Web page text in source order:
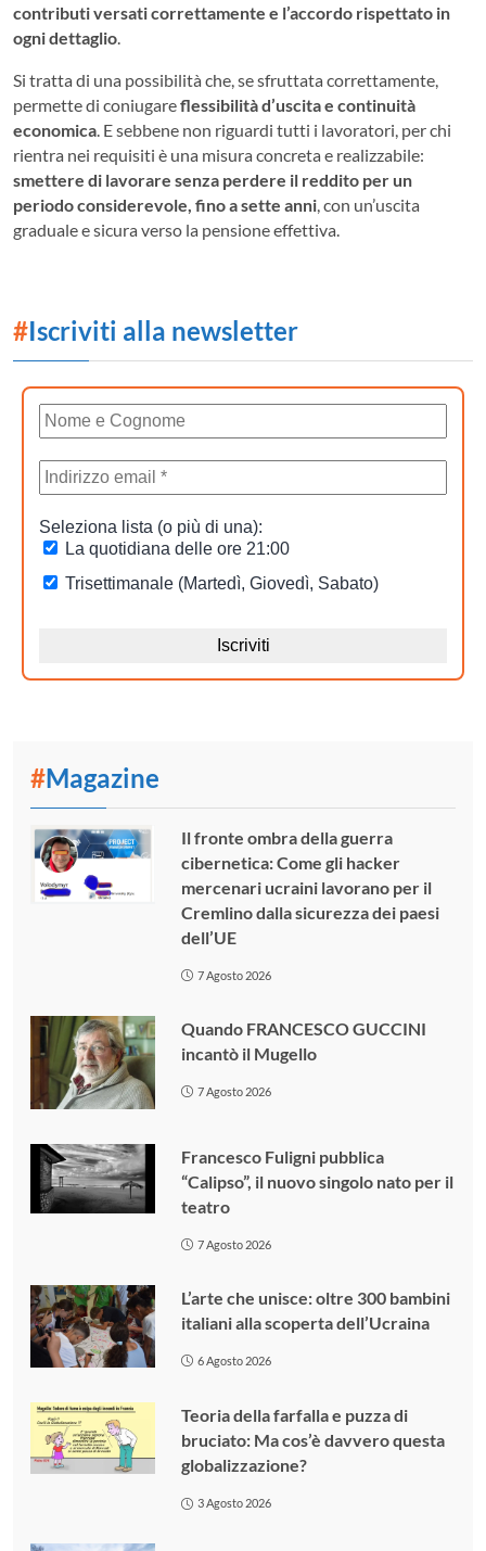
contributi versati correttamente e l’accordo rispettato in
ogni dettaglio.
Si tratta di una possibilità che, se sfruttata correttamente,
permette di coniugareflessibilità d’uscita e continuità
economica. E sebbene non riguardi tutti i lavoratori, per chi
rientra nei requisiti è una misura concreta e realizzabile:
smettere di lavorare senza perdere il reddito per un
periodo considerevole, fino a sette anni, con un’uscita
graduale e sicura verso la pensione effettiva.
#Iscriviti alla newsletter
#Magazine
Il fronte ombra della guerra
cibernetica: Come gli hacker
mercenari ucraini lavorano per il
Cremlino dalla sicurezza dei paesi
dell’UE
7 Agosto 2026
Quando FRANCESCO GUCCINI
incantò il Mugello
7 Agosto 2026
Francesco Fuligni pubblica
“Calipso”, il nuovo singolo nato per il
teatro
7 Agosto 2026
L’arte che unisce: oltre 300 bambini
italiani alla scoperta dell’Ucraina
6 Agosto 2026
Teoria della farfalla e puzza di
bruciato: Ma cos’è davvero questa
globalizzazione?
3 Agosto 2026